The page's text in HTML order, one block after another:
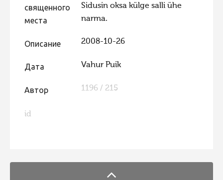
Фотоконкурс 2020
Фотоконкурс 2019
Фотоконкурс 2018
Фотоконкурс 2016
священного
места
Описание
Sidusin oksa külge salli ühe
narma.
Дата
2008-10-26
Автор
Vahur Puik
id
1196 / 215